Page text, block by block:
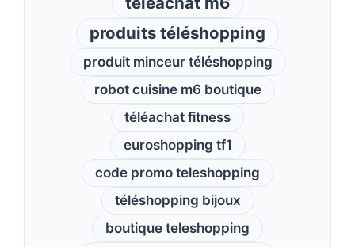
produits téléshopping
produit minceur téléshopping
robot cuisine m6 boutique
téléachat fitness
euroshopping tf1
code promo teleshopping
téléshopping bijoux
boutique teleshopping